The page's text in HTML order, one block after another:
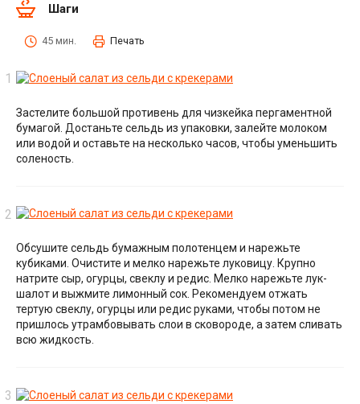
Шаги
45 мин. Печать
Застелите большой противень для чизкейка пергаментной
бумагой. Достаньте сельдь из упаковки, залейте молоком
или водой и оставьте на несколько часов, чтобы уменьшить
соленость.
Обсушите сельдь бумажным полотенцем и нарежьте
кубиками. Очистите и мелко нарежьте луковицу. Крупно
натрите сыр, огурцы, свеклу и редис. Мелко нарежьте лук-
шалот и выжмите лимонный сок. Рекомендуем отжать
тертую свеклу, огурцы или редис руками, чтобы потом не
пришлось утрамбовывать слои в сковороде, а затем сливать
всю жидкость.